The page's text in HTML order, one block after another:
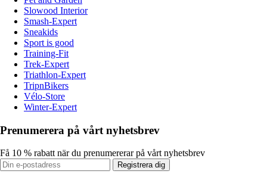
Slowood Interior
Smash-Expert
Sneakids
Sport is good
Training-Fit
Trek-Expert
Triathlon-Expert
TripnBikers
Vélo-Store
Winter-Expert
Prenumerera på vårt nyhetsbrev
Få 10 % rabatt när du prenumererar på vårt nyhetsbrev
Registrera dig